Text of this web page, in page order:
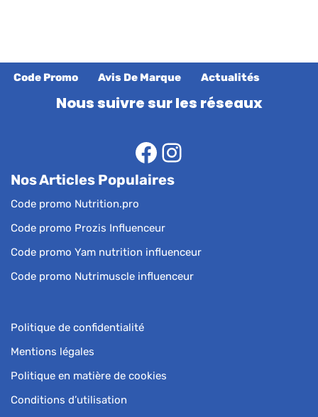
Code Promo Avis De Marque Actualités
Nous suivre sur les réseaux
Nos Articles Populaires
Code promo Nutrition.pro
Code promo Prozis Influenceur
Code promo Yam nutrition influenceur
Code promo Nutrimuscle influenceur
Politique de confidentialité
Mentions légales
Politique en matière de cookies
Conditions d’utilisation